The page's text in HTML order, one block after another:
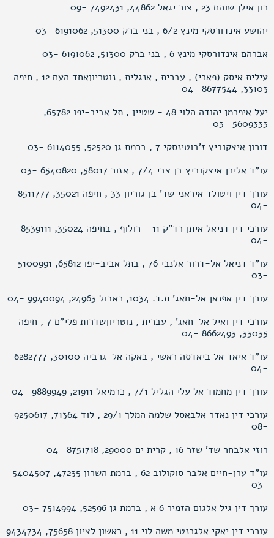
רון אילן שוהם 23 , צור יגאל 44862, 7492431 -09
יהושע אינדורסקי מינץ 6/2 , בני ברק 51300, 6191062 -03
אברהם אינדורסקי מינץ 6 , בני ברק 51300, 6191062 -03
עילית איסק (פארי) , עברית , אנגלית , נוטריוןאחד העם 12 , חיפה
33103, 8677544 -04
יעל איפרמן יהודה הלוי 48 - שטיין , תל אביב-יפו 65782,
5609333 -03
דורון איצקוביץ ז’בוטינסקי 7 , ברמת גן 52520, 6114055 -03
עו"ד אלירן איצקוביץ בן צבי 7/4 , אזור 58017, 6540820 -03
עורך דין ויטולד איראני שד’ בן גוריון 33 , חיפה 35021, 8511777
-04
עורכי דין דניאל איתן רד"ק 11 - רולוף , בחיפה 35024, 8539111
-04
עו"ד דניאל אל-דרור אלנבי 76 , בתל אביב-יפו 65812, 5100991
-03
עורך דין אפנאן אל-חאג’ ת.ד. 1034, כאבול 24963, 9940094 -04
עורכי דין ואיל אל-חאג’ , עברית , נוטריוןשדרות פלי"ם 7 , חיפה
33035, 8662493 -04
עו"ד איאד אל ביאדסה ראשי , באקה אל-גרביה 30100, 6282777
-04
עורך דין מחמוד אל עלי הגליל 7/1 , כרמיאל 21911, 9889949 -04
עורכי דין נאדר אלבאסל שלמה המלך 29/1 , לוד 71364, 9250617
-08
רוזי אלבחר שד’ שזר 16 , קרית ים 29000, 8751718 -04
עו"ד ערן-חיים אלבר סוקולוב 62 , ברמת השרון 47235, 5404507
-03
עורך דין גיל אלגום הזמיר 6 א , ברמת גן 52596, 7514994 -03
עורכי דין יאקי אלגרנטי משה לוי 11 , ראשון לציון 75658, 9434734